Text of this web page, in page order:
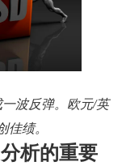
波反弹。欧元/英
佳绩。
析的重要